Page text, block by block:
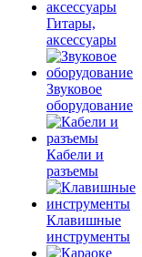
Гитары,
аксессуары
Звуковое
оборудование
Кабели и
разъемы
Клавишные
инструменты